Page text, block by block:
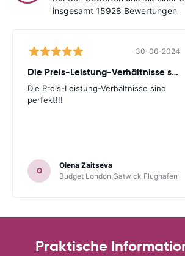
insgesamt 15928 Bewertungen
30-06-2024
Die Preis-Leistung-Verhältnisse sind perfekt!!!
Die Preis-Leistung-Verhältnisse sind
perfekt!!!
O
Olena Zaitseva
Budget London Gatwick Flughafen
Praktische